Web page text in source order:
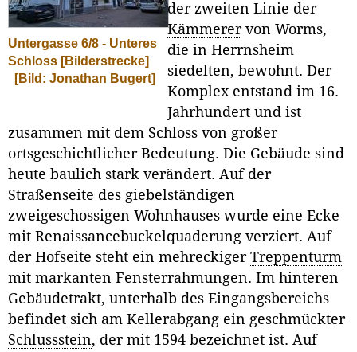
Untergasse 6/8 - Unteres
Schloss [Bilderstrecke]
[Bild: Jonathan Bugert]
der zweiten Linie der
Kämmerervon Worms,
die in Herrnsheim
siedelten, bewohnt. Der
Komplex entstand im 16.
Jahrhundert und ist
zusammen mit dem Schloss von großer
ortsgeschichtlicher Bedeutung. Die Gebäude sind
heute baulich stark verändert. Auf der
Straßenseite des giebelständigen
zweigeschossigen Wohnhauses wurde eine Ecke
mit Renaissancebuckelquaderung verziert. Auf
der Hofseite steht ein mehreckiger Treppenturm
mit markanten Fensterrahmungen. Im hinteren
Gebäudetrakt, unterhalb des Eingangsbereichs
befindet sich am Kellerabgang ein geschmückter
Schlussstein, der mit 1594 bezeichnet ist. Auf